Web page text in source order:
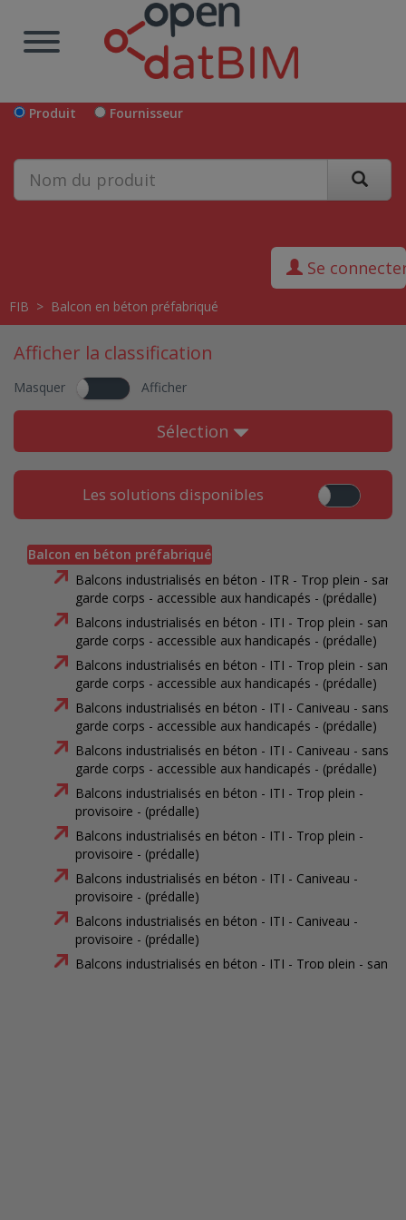
Produit Fournisseur
Se
FIB > Balcon en béton préfabriqué
Afficher la classification
Masquer Afficher
Sélection
Les solutions disponibles
Balcon en béton préfabriqué
Balcons industrialisés en béton - ITR - Trop plein - sans
garde corps - accessible aux handicapés - (prédalle)
Balcons industrialisés en béton - ITI - Trop plein - sans
garde corps - accessible aux handicapés - (prédalle)
Balcons industrialisés en béton - ITI - Trop plein - sans
garde corps - accessible aux handicapés - (prédalle)
Balcons industrialisés en béton - ITI - Caniveau - sans
garde corps - accessible aux handicapés - (prédalle)
Balcons industrialisés en béton - ITI - Caniveau - sans
garde corps - accessible aux handicapés - (prédalle)
Balcons industrialisés en béton - ITI - Trop plein -
provisoire - (prédalle)
Balcons industrialisés en béton - ITI - Trop plein -
provisoire - (prédalle)
Balcons industrialisés en béton - ITI - Caniveau -
provisoire - (prédalle)
Balcons industrialisés en béton - ITI - Caniveau -
provisoire - (prédalle)
Balcons industrialisés en béton - ITI - Trop plein - sans